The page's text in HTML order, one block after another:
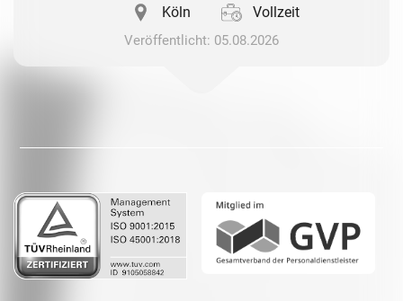
Köln
Vollzeit
Veröffentlicht: 05.08.2026